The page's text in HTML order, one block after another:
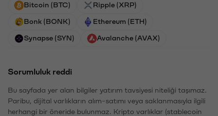
Bitcoin (BTC) Ripple (XRP)
Bonk (BONK) Ethereum (ETH)
Synapse (SYN) Avalanche (AVAX)
Sorumluluk reddi
Bu sayfada yer alan bilgiler yatırım tavsiyesi niteliği taşımaz.
Paribu, dijital varlıkların alım-satımı veya saklanmasıyla ilgili
herhangi bir öneride bulunmaz. Kripto varlıklar (stablecoin